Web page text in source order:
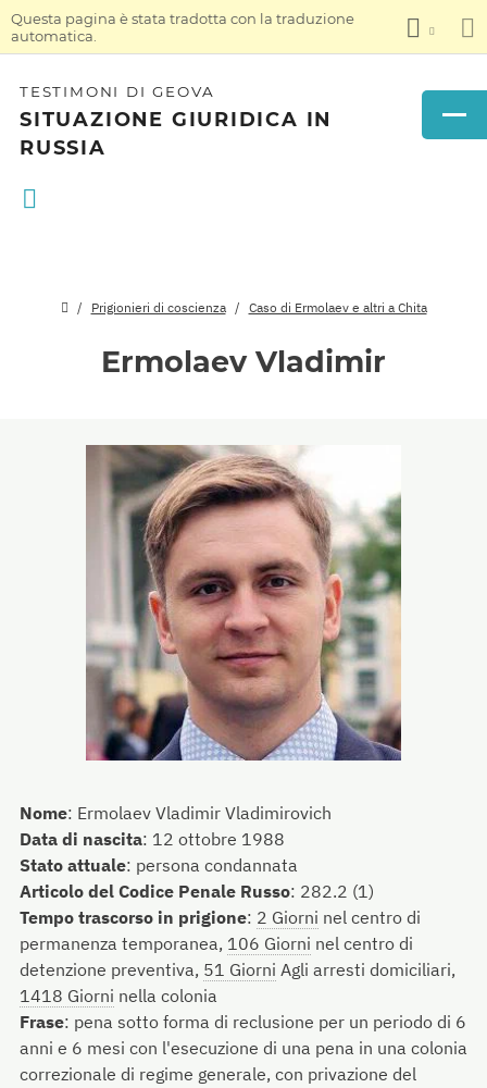
Questa pagina è stata tradotta con la traduzione
automatica.
TESTIMONI DI GEOVA
SITUAZIONE GIURIDICA IN
RUSSIA
Prigionieri di coscienza Caso di Ermolaev e altri a Chita
Ermolaev Vladimir
Nome: Ermolaev Vladimir Vladimirovich
Data di nascita: 12 ottobre 1988
Stato attuale: persona condannata
Articolo del Codice Penale Russo: 282.2 (1)
Tempo trascorso in prigione: 2 Giorni nel centro di
permanenza temporanea, 106 Giorni nel centro di
detenzione preventiva, 51 Giorni Agli arresti domiciliari,
1418 Giorni nella colonia
Frase: pena sotto forma di reclusione per un periodo di 6
anni e 6 mesi con l'esecuzione di una pena in una colonia
correzionale di regime generale, con privazione del